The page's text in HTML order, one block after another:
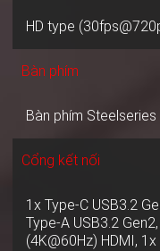
HD type
Bàn phím
Bàn phím
Cổng kết nối
1x Type-C USB3.2
Type-A USB3.2
(4K@60Hz) HDMI,